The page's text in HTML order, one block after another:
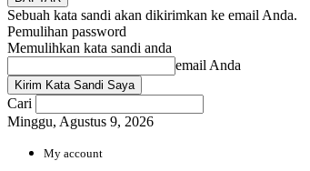
Sebuah kata sandi akan dikirimkan ke email Anda.
Pemulihan password
Memulihkan kata sandi anda
email Anda
Cari
Minggu, Agustus 9, 2026
My account